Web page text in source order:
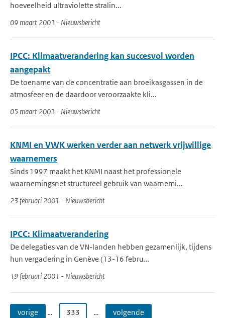
hoeveelheid ultraviolette stralin...
09 maart 2001 - Nieuwsbericht
IPCC: Klimaatverandering kan succesvol worden
aangepakt
De toename van de concentratie aan broeikasgassen in de
atmosfeer en de daardoor veroorzaakte kli...
05 maart 2001 - Nieuwsbericht
KNMI en VWK werken verder aan netwerk vrijwillige
waarnemers
Sinds 1997 maakt het KNMI naast het professionele
waarnemingsnet structureel gebruik van waarnemi...
23 februari 2001 - Nieuwsbericht
IPCC: Klimaatverandering
De delegaties van de VN-landen hebben gezamenlijk, tijdens
hun vergadering in Genève (13-16 febru...
19 februari 2001 - Nieuwsbericht
vorige … 333 … volgende